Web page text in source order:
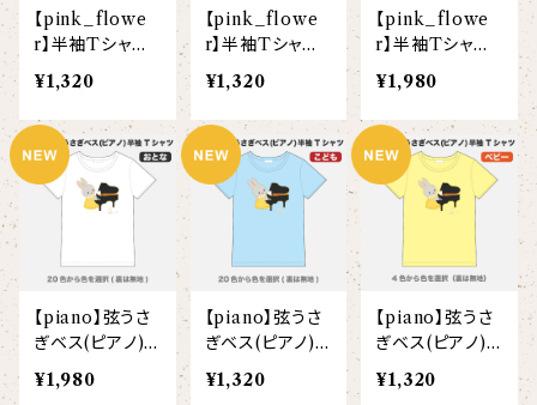
【crest_turquoise】
【piano】
【pink_flower】
チーター
オコジョ
ホワイトライオン
【pink_flowe
r】半袖Tシャツ
(ベビー)
¥1,320
【pink_flowe
r】半袖Tシャツ
(こども)
¥1,320
【pink_flowe
r】半袖Tシャツ
(大人)
¥1,980
【piano】弦うさ
ぎベス(ピアノ)
半袖Tシャツ(大
人)
¥1,980
【piano】弦うさ
ぎベス(ピアノ)
半袖Tシャツ (こ
ども)
¥1,320
【piano】弦うさ
ぎベス(ピアノ)
半袖Tシャツ(ベ
ビー)
¥1,320